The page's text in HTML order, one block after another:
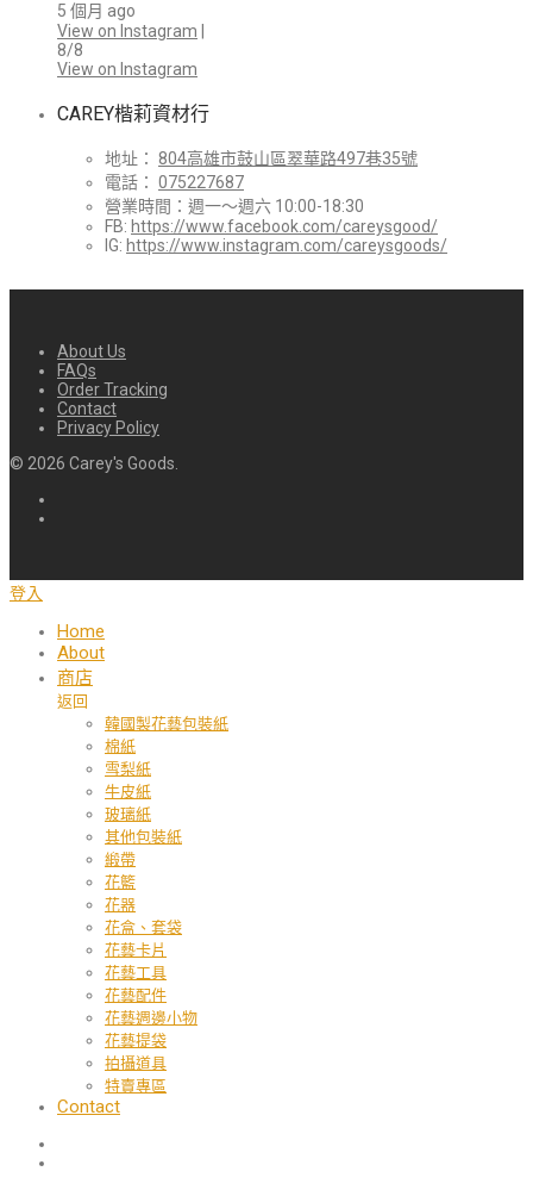
5 個月 ago
View on Instagram
8/8
View on Instagram
CAREY楷莉資材行
地址： 804高雄市鼓山區翠華路497巷35號
電話： 075227687
營業時間：週一～週六 10:00-18:30
FB: https://www.facebook.com/careysgood/
IG: https://www.instagram.com/careysgoods/
About Us
FAQs
Order Tracking
Contact
Privacy Policy
© 2026 Carey's Goods.
登入
Home
About
商店
返回
韓國製花藝包裝紙
棉紙
雪梨紙
牛皮紙
玻璃紙
其他包裝紙
緞帶
花籃
花器
花盒、套袋
花藝卡片
花藝工具
花藝配件
花藝週邊小物
花藝提袋
拍攝道具
特賣專區
Contact